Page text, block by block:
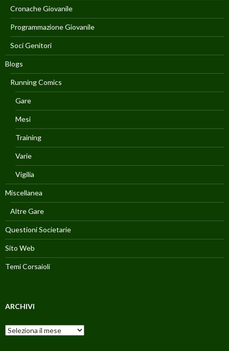
Cronache Giovanile
Programmazione Giovanile
Soci Genitori
Blogs
Running Comics
Gare
Mesi
Training
Varie
Vigilia
Miscellanea
Altre Gare
Questioni Societarie
Sito Web
Temi Corsaioli
ARCHIVI
Archivi